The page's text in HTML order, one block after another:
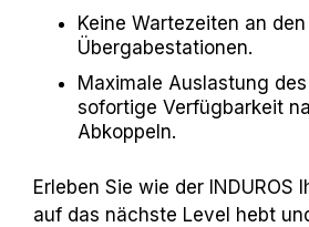
Keine Wartezeiten an den
Übergabestationen.
Maximale Auslastung
sofortige Verfügbarkeit
Abkoppeln.
Erleben Sie wie der INDUROS
auf das nächste Level hebt